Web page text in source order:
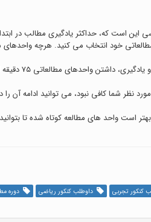
این است که، حداکثر یادگیری مطالب در
خود انتخاب می کنید. هرچه
است واحد های مطالعه کوتاه شده تا
کنکور تجربی داوطلب کنکور ریاضی دوره